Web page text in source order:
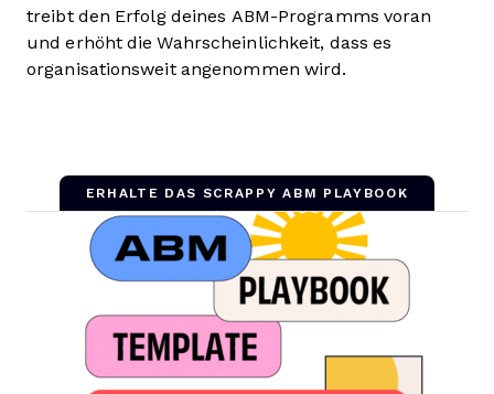
treibt den Erfolg deines ABM-Programms voran
und erhöht die Wahrscheinlichkeit, dass es
organisationsweit angenommen wird.
ERHALTE DAS SCRAPPY ABM PLAYBOOK